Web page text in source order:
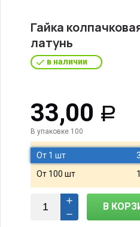
Гайка
латунь
в наличии
33,00 Р
В упаковке 100
От 1 шт
От 100 шт
В